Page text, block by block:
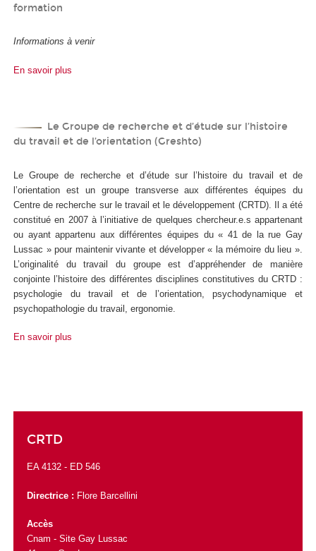
formation
Informations à venir
En savoir plus
Le Groupe de recherche et d’étude sur l’histoire
du travail et de l’orientation (Greshto)
Le Groupe de recherche et d’étude sur l’histoire du travail et de
l’orientation est un groupe transverse aux différentes équipes du
Centre de recherche sur le travail et le développement (CRTD). Il a été
constitué en 2007 à l’initiative de quelques chercheur.e.s appartenant
ou ayant appartenu aux différentes équipes du « 41 de la rue Gay
Lussac » pour maintenir vivante et développer « la mémoire du lieu ».
L’originalité du travail du groupe est d’appréhender de manière
conjointe l’histoire des différentes disciplines constitutives du CRTD :
psychologie du travail et de l’orientation, psychodynamique et
psychopathologie du travail, ergonomie.
En savoir plus
CRTD
EA 4132 - ED 546
Directrice : Flore Barcellini
Accès
Cnam - Site Gay Lussac